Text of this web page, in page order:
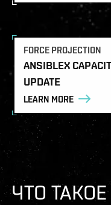
FORCE PROJECTION
ANSIBLEX
UPDATE
LEARN MORE
ЧТО ТАКОЕ